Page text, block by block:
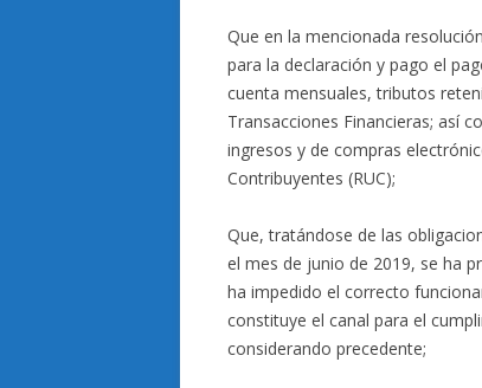
Que en la mencionada
para la declaración y pago el
cuenta mensuales, tributos
Transacciones Financieras; así
ingresos y de compras
Contribuyentes (RUC);
Que, tratándose de las
el mes de junio de 2019, se ha
ha impedido el correcto
constituye el canal para el
considerando precedente;